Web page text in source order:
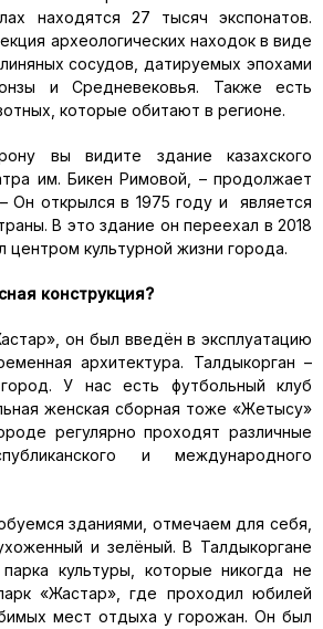
находятся 27 тысяч экспонатов.
археологических находок в виде
сосудов, датируемых эпохами
и Средневековья. Также есть
которые обитают в регионе.
вы видите здание казахского
им. Бикен Римовой, – продолжает
Он открылся в 1975 году и является
В это здание он переехал в 2018
центром культурной жизни города.
конструкция?
он был введён в эксплуатацию
архитектура. Талдыкорган –
У нас есть футбольный клуб
женская сборная тоже «Жетысу»
регулярно проходят различные
и международного
зданиями, отмечаем для себя,
и зелёный. В Талдыкоргане
культуры, которые никогда не
«Жастар», где проходил юбилей
мест отдыха у горожан. Он был